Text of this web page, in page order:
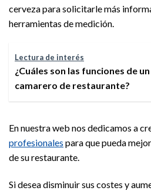
cerveza para solicitarle más
herramientas de medición.
Lectura de interés
¿Cuáles son las funciones de un
camarero de restaurante?
En nuestra web nos dedicamos a
profesionales para que pueda
de su restaurante.
Si desea disminuir sus costes y